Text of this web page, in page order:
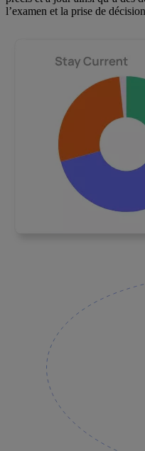
l’examen et la prise de